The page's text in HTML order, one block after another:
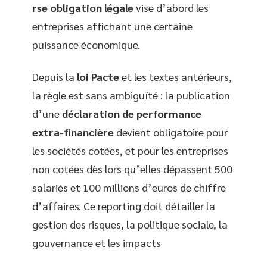
rse obligation légalevise d’abord les
entreprises affichant une certaine
puissance économique.
Depuis la loi Pacteet les textes antérieurs,
la règle est sans ambiguïté : la publication
d’une déclaration de performance
extra-financière devient obligatoire pour
les sociétés cotées, et pour les entreprises
non cotées dès lors qu’elles dépassent 500
salariés et 100 millions d’euros de chiffre
d’affaires. Ce reporting doit détailler la
gestion des risques, la politique sociale, la
gouvernance et les impacts